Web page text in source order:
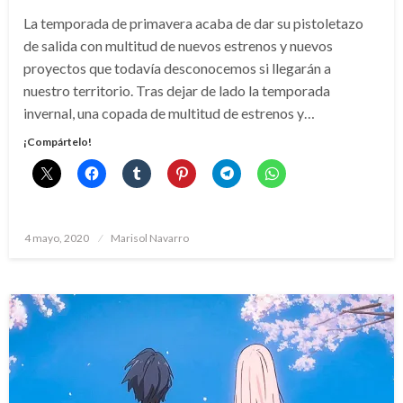
La temporada de primavera acaba de dar su pistoletazo
de salida con multitud de nuevos estrenos y nuevos
proyectos que todavía desconocemos si llegarán a
nuestro territorio. Tras dejar de lado la temporada
invernal, una copada de multitud de estrenos y…
¡Compártelo!
Publicado
4 mayo, 2020 Marisol Navarro